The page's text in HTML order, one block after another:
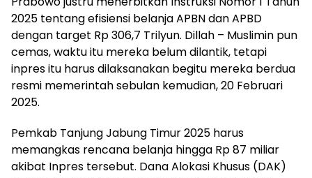
2025 tentang efisiensi belanja APBN dan APBD
dengan target Rp 306,7 Trilyun. Dillah – Muslimin pun
cemas, waktu itu mereka belum dilantik, tetapi
inpres itu harus dilaksanakan begitu mereka berdua
resmi memerintah sebulan kemudian, 20 Februari
2025.
Pemkab Tanjung Jabung Timur 2025 harus
memangkas rencana belanja hingga Rp 87 miliar
akibat Inpres tersebut. Dana Alokasi Khusus (DAK)